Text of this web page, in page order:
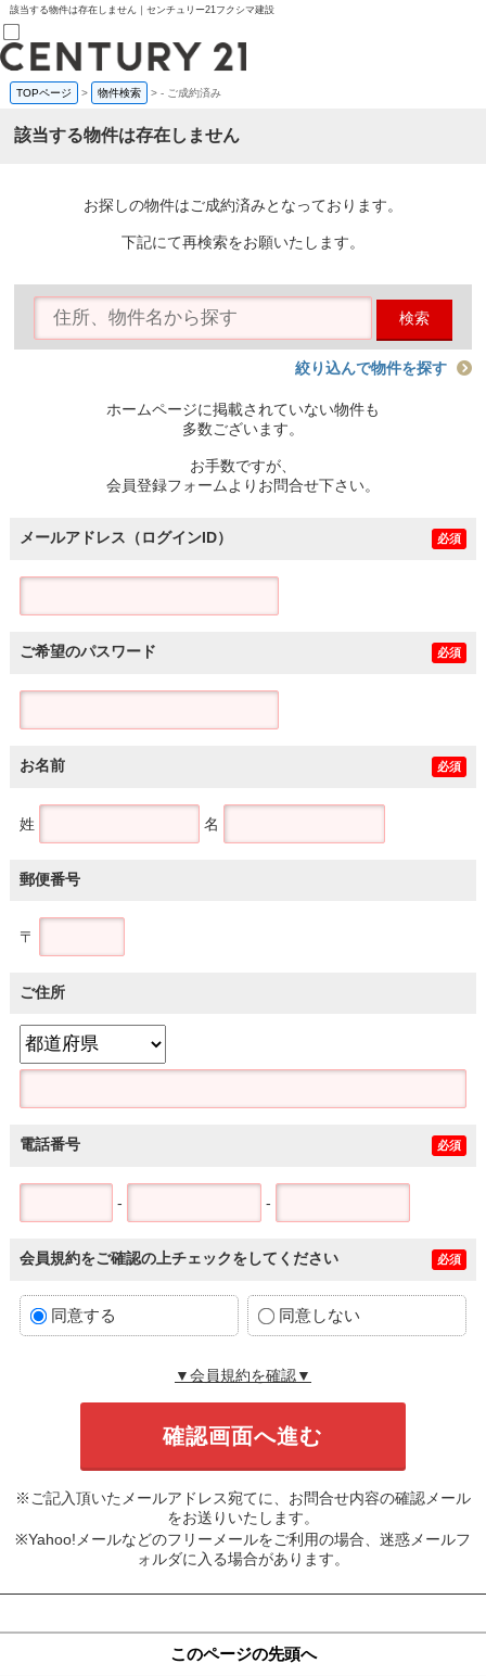
該当する物件は存在しません｜センチュリー21フクシマ建設
売買部
0120-800-844
賃貸部
会員メニュー
物件を探す
購入TOP
条件から探す
住宅ローン控除シミュレータ
TOPページ > 物件検索 >- ご成約済み
該当する物件は存在しません
お探しの物件はご成約済みとなっております。
下記にて再検索をお願いたします。
検索
絞り込んで物件を探す
ホームページに掲載されていない物件も
多数ございます。
お手数ですが、
会員登録フォームよりお問合せ下さい。
メールアドレス（ログインID） 必須
ご希望のパスワード 必須
お名前 必須
姓 名
郵便番号
〒
ご住所
電話番号 必須
- -
会員規約をご確認の上チェックをしてください 必須
同意する 同意しない
▼会員規約を確認▼
※ご記入頂いたメールアドレス宛てに、お問合せ内容の確認メール
をお送りいたします。
※Yahoo!メールなどのフリーメールをご利用の場合、迷惑メールフ
ォルダに入る場合があります。
このページの先頭へ